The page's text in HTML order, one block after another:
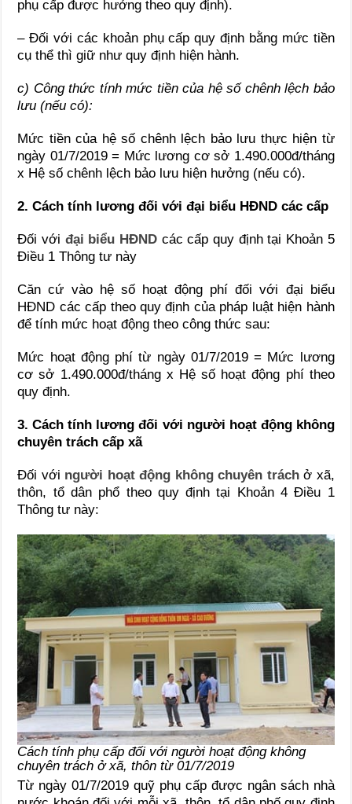
phụ cấp được hưởng theo quy định).
– Đối với các khoản phụ cấp quy định bằng mức tiền
cụ thể thì giữ như quy định hiện hành.
c) Công thức tính mức tiền của hệ số chênh lệch bảo
lưu (nếu có):
Mức tiền của hệ số chênh lệch bảo lưu thực hiện từ
ngày 01/7/2019 = Mức lương cơ sở 1.490.000đ/tháng
x Hệ số chênh lệch bảo lưu hiện hưởng (nếu có).
2. Cách tính lương đối với đại biểu HĐND các cấp
Đối với đại biểu HĐNDcác cấp quy định tại Khoản 5
Điều 1 Thông tư này
Căn cứ vào hệ số hoạt động phí đối với đại biểu
HĐND các cấp theo quy định của pháp luật hiện hành
để tính mức hoạt động theo công thức sau:
Mức hoạt động phí từ ngày 01/7/2019 = Mức lương
cơ sở 1.490.000đ/tháng x Hệ số hoạt động phí theo
quy định.
3. Cách tính lương đối với người hoạt động không
chuyên trách cấp xã
Đối với người hoạt động không chuyên tráchở xã,
thôn, tổ dân phổ theo quy định tại Khoản 4 Điều 1
Thông tư này:
Cách tính phụ cấp đối với người hoạt động không
chuyên trách ở xã, thôn từ 01/7/2019
Từ ngày 01/7/2019 quỹ phụ cấp được ngân sách nhà